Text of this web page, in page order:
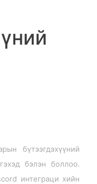
бүтээгдэхүүний
бэлэн боллоо.
интеграци хийн